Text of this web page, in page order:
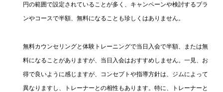
円の範囲で設定されていることが多く、キャンペーンや検討するプラ
ンやコースで半額、無料になることも珍しくはありません。
無料カウンセリングと体験トレーニングで当日入会で半額、または無
料になることがありますが、当日入会はおすすめしません。一見、お
得で良いように感じますが、コンセプトや指導方針は、ジムによって
異なりますし、トレーナーとの相性もあります。特に、トレーナーと